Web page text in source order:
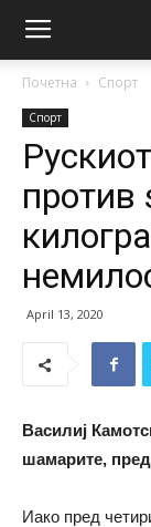
Почетна Спорт
Спорт
против
April 13, 2020
Василиј
шамарите,
Иако пред